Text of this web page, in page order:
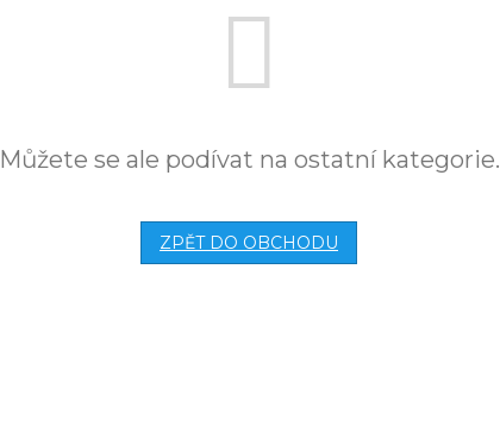
Můžete se ale podívat na ostatní kategorie.
ZPĚT DO OBCHODU